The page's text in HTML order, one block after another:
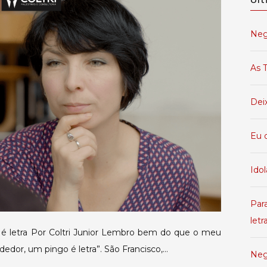
entendedor,
um
pingo
é
letra
letra Por Coltri Junior Lembro bem do que o meu
um pingo é letra”. São Francisco,…
As
Eu
letra